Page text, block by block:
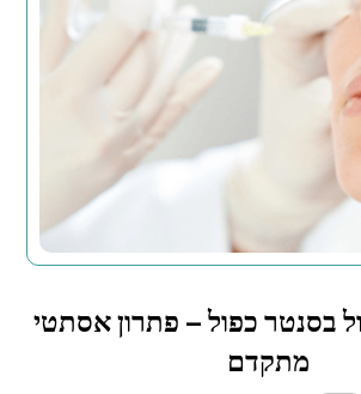
בסנטר כפול – פתרון אסתטי
מתקדם